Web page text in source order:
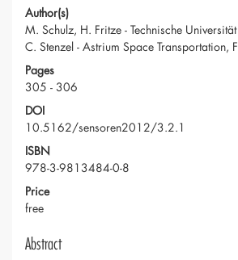
Author(s)
M. Schulz, H. Fritze - Technische
C. Stenzel - Astrium Space Transportation,
Pages
305 - 306
DOI
10.5162/sensoren2012/3.2.1
ISBN
978-3-9813484-0-8
Price
free
Abstract